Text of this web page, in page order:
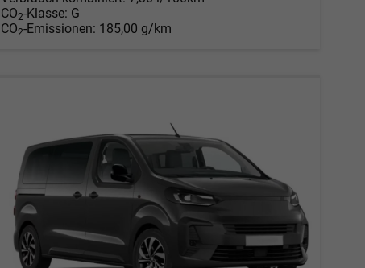
CO2-Klasse: G
CO2-Emissionen: 185,00 g/km